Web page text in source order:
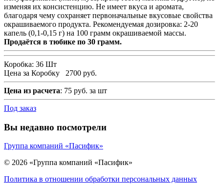
изменяя их консистенцию. Не имеет вкуса и аромата,
благодаря чему сохраняет первоначальные вкусовые свойства
окрашиваемого продукта. Рекомендуемая дозировка: 2-20
капель (0,1-0,15 г) на 100 грамм окрашиваемой массы.
Продаётся в тюбике по 30 грамм.
Коробка: 36 Шт
Цена за Коробку
2700 руб.
Цена из расчета: 75 руб. за шт
Под заказ
Вы недавно посмотрели
Группа компаний «Пасифик»
© 2026 «Группа компаний «Пасифик»
Политика в отношении обработки персональных данных